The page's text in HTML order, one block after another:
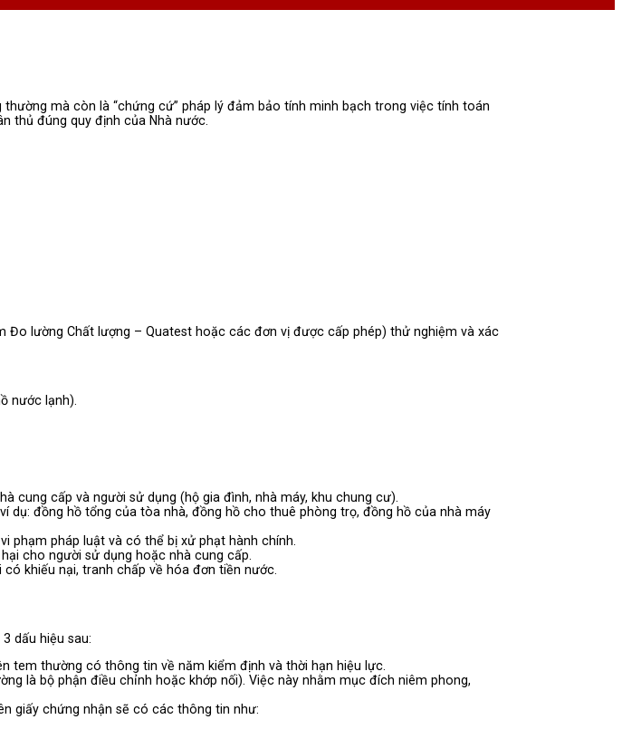
mà còn là “chứng cứ” pháp lý đảm bảo tính minh bạch trong việc tính toán
thủ đúng quy định của Nhà nước.
lường Chất lượng – Quatest hoặc các đơn vị được cấp phép) thử nghiệm và xác
nước lạnh).
cung cấp và người sử dụng (hộ gia đình, nhà máy, khu chung cư).
dụ: đồng hồ tổng của tòa nhà, đồng hồ cho thuê phòng trọ, đồng hồ của nhà máy
phạm pháp luật và có thể bị xử phạt hành chính.
cho người sử dụng hoặc nhà cung cấp.
khiếu nại, tranh chấp về hóa đơn tiền nước.
dấu hiệu sau:
tem thường có thông tin về năm kiểm định và thời hạn hiệu lực.
là bộ phận điều chỉnh hoặc khớp nối). Việc này nhằm mục đích niêm phong,
giấy chứng nhận sẽ có các thông tin như: